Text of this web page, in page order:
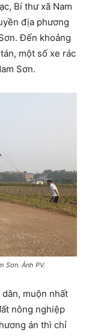
Bí thư xã Nam
địa phương
Đến khoảng
một số xe rác
Sơn.
Sơn. Ảnh PV.
muộn nhất
nông nghiệp
án thì chỉ